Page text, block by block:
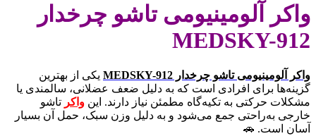
واکر آلومینیومی تاشو چرخدار
MEDSKY-912
واکر آلومینیومی تاشو چرخدار MEDSKY-912
یکی از بهترین
گزینه‌ها برای افرادی است که به دلیل ضعف عضلانی، سالمندی یا
مشکلات حرکتی به تکیه‌گاه مطمئن نیاز دارند. این واکر تاشو
خارجی به‌راحتی جمع می‌شود و به دلیل وزن سبک، حمل آن بسیار
آسان است. 🚗